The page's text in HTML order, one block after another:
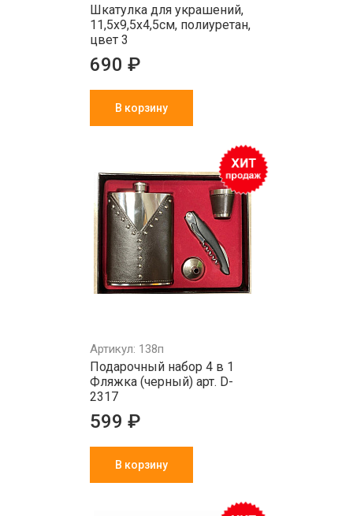
Шкатулка для украшений,
11,5х9,5х4,5см, полиуретан,
цвет 3
690 ₽
В корзину
Артикул: 138п
Подарочный набор 4 в 1
Фляжка (черный) арт. D-
2317
599 ₽
В корзину